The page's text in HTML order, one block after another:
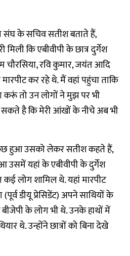
संघ के सचिव सतीश बताते हैं,
कि एबीवीपी के छात्र दुर्गेश
चौरसिया, रवि कुमार, जयंत आदि
कर रहे थे. मैं वहां पहुंचा ताकि
तो उन लोगों ने मुझ पर भी
है कि मेरी आंखों के नीचे अब भी
हुआ उसको लेकर सतीश कहते हैं,
यहां के एबीवीपी के दुर्गेश
लोग शामिल थे. यहां मारपीट
डीयू प्रेसिडेंट) अपने साथियों के
के लोग भी थे. उनके हाथों में
थे. उन्होंने छात्रों को बिना देखे